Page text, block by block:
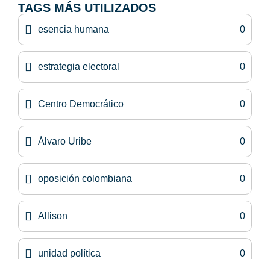
TAGS MÁS UTILIZADOS
esencia humana 0
estrategia electoral 0
Centro Democrático 0
Álvaro Uribe 0
oposición colombiana 0
Allison 0
unidad política 0